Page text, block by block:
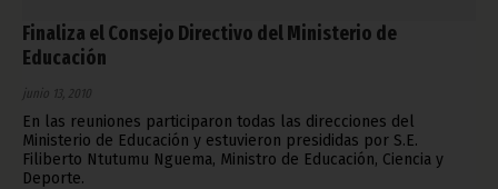
Finaliza el Consejo Directivo del Ministerio de
Educación
junio 13, 2010
En las reuniones participaron todas las direcciones del
Ministerio de Educación y estuvieron presididas por S.E.
Filiberto Ntutumu Nguema, Ministro de Educación, Ciencia y
Deporte.